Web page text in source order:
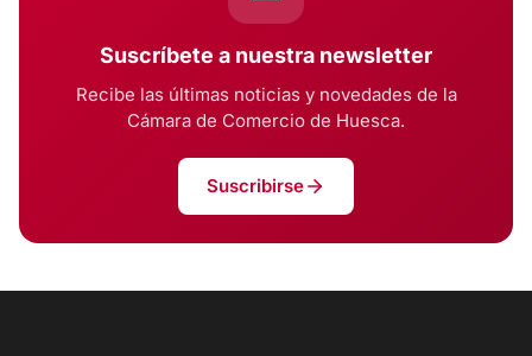
Suscríbete a nuestra newsletter
Recibe las últimas noticias y novedades de la
Cámara de Comercio de Huesca.
Suscribirse